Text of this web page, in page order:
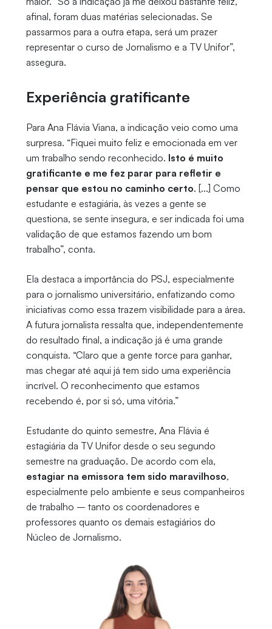
afinal, foram duas matérias selecionadas. Se
passarmos para a outra etapa, será um prazer
representar o curso de Jornalismo e a TV Unifor”,
assegura.
Experiência gratificante
Para Ana Flávia Viana, a indicação veio como uma
surpresa. “Fiquei muito feliz e emocionada em ver
um trabalho sendo reconhecido. Isto é muito
gratificante e me fez parar para refletir e
pensar que estou no caminho certo. [...] Como
estudante e estagiária, às vezes a gente se
questiona, se sente insegura, e ser indicada foi uma
validação de que estamos fazendo um bom
trabalho”, conta.
Ela destaca a importância do PSJ, especialmente
para o jornalismo universitário, enfatizando como
iniciativas como essa trazem visibilidade para a área.
A futura jornalista ressalta que, independentemente
do resultado final, a indicação já é uma grande
conquista. “Claro que a gente torce para ganhar,
mas chegar até aqui já tem sido uma experiência
incrível. O reconhecimento que estamos
recebendo é, por si só, uma vitória.”
Estudante do quinto semestre, Ana Flávia é
estagiária da TV Unifor desde o seu segundo
semestre na graduação. De acordo com ela,
estagiar na emissora tem sido maravilhoso,
especialmente pelo ambiente e seus companheiros
de trabalho – tanto os coordenadores e
professores quanto os demais estagiários do
Núcleo de Jornalismo.